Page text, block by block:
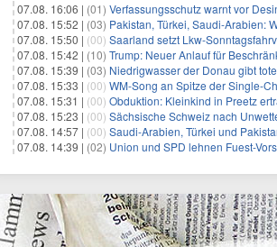
07.08. 16:06 | (01) Verfassungsschutz warnt vor
07.08. 15:52 | (03) Pakistan, Türkei, Saudi-Arabien:
07.08. 15:50 | (00) Saarland setzt Lkw-
07.08. 15:42 | (10) Trump: Neuer Anlauf für
07.08. 15:39 | (03) Niedrigwasser der Donau gibt
07.08. 15:33 | (00) WM-Song an Spitze der Single-
07.08. 15:31 | (00) Obduktion: Kleinkind in Preetz
07.08. 15:23 | (00) Sächsische Schweiz nach
07.08. 14:57 | (00) Saudi-Arabien, Türkei und
07.08. 14:39 | (02) Union und SPD lehnen Fuest-